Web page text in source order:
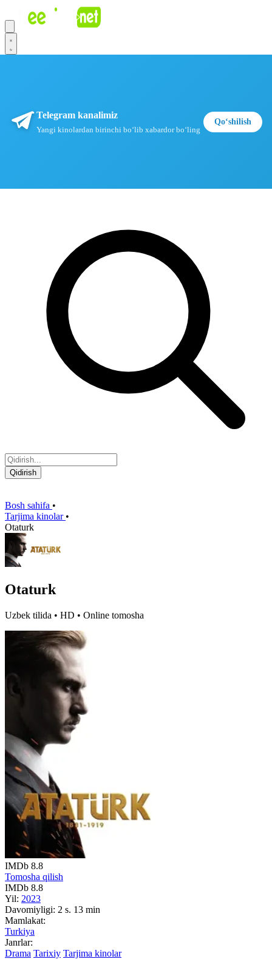
Qidirish
Bosh sahifa •
Tarjima kinolar •
Otaturk
Otaturk
Uzbek tilida • HD • Online tomosha
IMDb 8.8
Tomosha qilish
IMDb 8.8
Yil: 2023
Davomiyligi: 2 s. 13 min
Mamlakat:
Turkiya
Janrlar:
Drama Tarixiy Tarjima kinolar
Telegram kanalimiz
Yangi kinolardan birinchi boʻlib xabardor boʻling
Qoʻshilish